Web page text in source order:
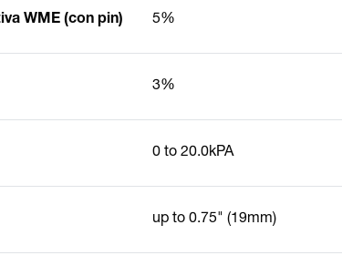
WME (con pin) 5%
3%
0 to 20.0kPA
up to 0.75" (19mm)